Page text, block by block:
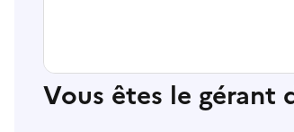
Vous êtes le gérant